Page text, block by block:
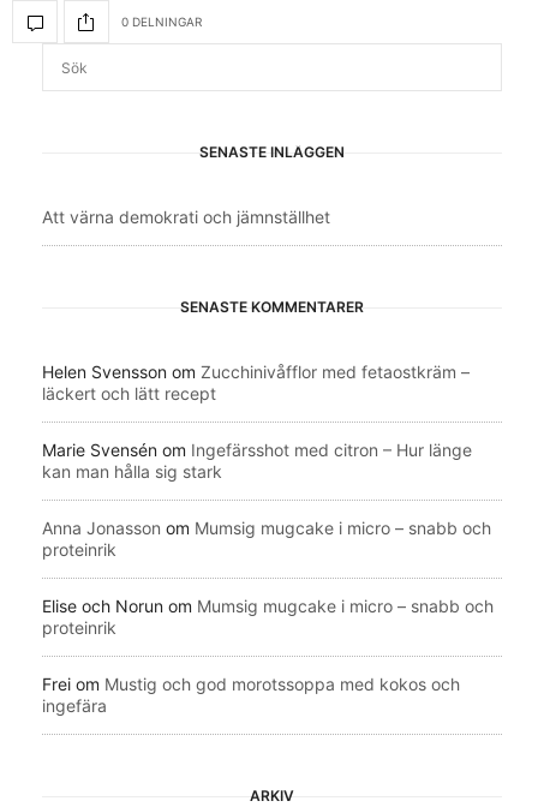
0 DELNINGAR
SENASTE INLÄGGEN
Att värna demokrati och jämnställhet
SENASTE KOMMENTARER
Helen Svensson om Zucchinivåfflor med fetaostkräm –
läckert och lätt recept
Marie Svensén om Ingefärsshot med citron – Hur länge
kan man hålla sig stark
Anna Jonasson om Mumsig mugcake i micro – snabb och
proteinrik
Elise och Norun om Mumsig mugcake i micro – snabb och
proteinrik
Frei om Mustig och god morotssoppa med kokos och
ingefära
ARKIV